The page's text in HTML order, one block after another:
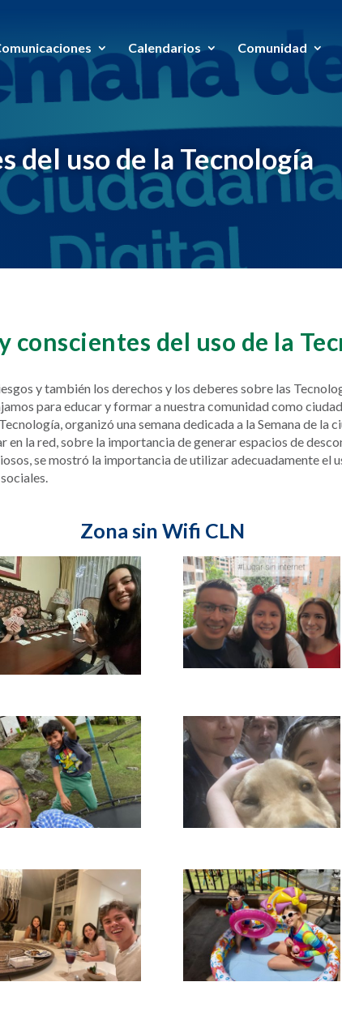
Calendarios Comunidad
del uso de la Tecnología
conscientes del uso de la
y también los derechos y los deberes sobre las
para educar y formar a nuestra comunidad como
organizó una semana dedicada a la Semana de la
en la red, sobre la importancia de generar espacios de
se mostró la importancia de utilizar adecuadamente el
Zona sin Wifi CLN